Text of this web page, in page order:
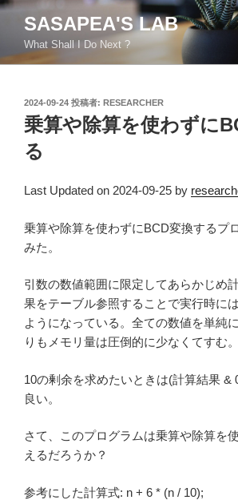
コ
ン
SASAPEA'S LAB
What Shall I Do Next ?
投
稿
日:
2024-09-24 投稿者: RESEARCHER
乗算や除算を使わずに
る
Last Updated on 2024-09-25 by
乗算や除算を使わずにBCD変換するプ
みた。
引数の数値範囲に限定してあらかじめ
果をテーブル参照することで実行時に
ようになっている。全ての数値を単純
りもメモリ量は圧倒的に少なくてすむ。
10の剰余を求めたいときは(計算結果 &
良い。
さて、このプログラムは乗算や除算を
えるだろうか？
参考にした計算式: n + 6 * (n / 10);